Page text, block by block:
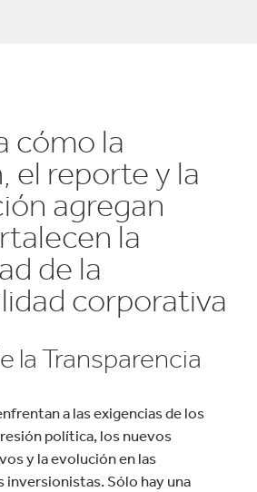
cómo la
el reporte y la
agregan
la
de la
corporativa
la Transparencia
a las exigencias de los
política, los nuevos
y la evolución en las
inversionistas. Sólo hay una